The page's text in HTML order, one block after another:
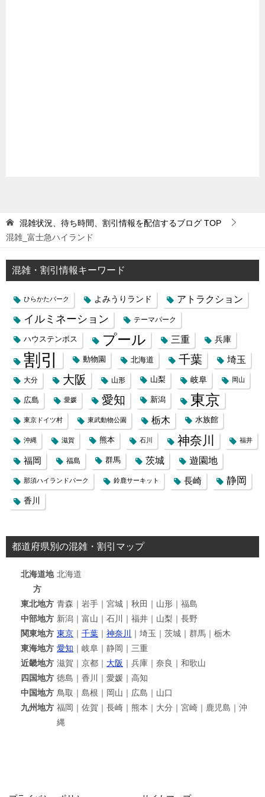
混雑状況、待ち時間、割引情報を配信するブログ TOP
混雑_富士急ハイランド
混雑・割引情報キーワード
ひらかたパーク よみうりランド アトラクション
イルミネーション テーマパーク
ハウステンボス プール 三重 兵庫
割引 動物園 北海道 千葉 埼玉
大分 大阪 山形 山梨 岐阜 岡山
広島 愛媛 愛知 新潟 東京
東京ドイツ村 東武動物公園 栃木 水族館
沖縄 滋賀 熊本 石川 神奈川 福井
福岡 福島 群馬 茨城 遊園地
那須ハイランドパーク 鈴鹿サーキット 長崎 静岡
香川
都道府県別の混雑・割引マップ
北海道地
方
北海道
東北地方 青森｜岩手｜宮城｜秋田｜山形｜福島
中部地方 新潟｜富山｜石川｜福井｜山梨｜長野
関東地方 東京 ｜ 千葉 ｜ 神奈川
｜埼玉｜茨城｜群馬｜栃木
東海地方 愛知 ｜岐阜｜静岡｜三重
近畿地方 滋賀｜京都｜ 大阪 ｜兵庫｜奈良｜和歌山
四国地方 徳島｜香川｜愛媛｜高知
中国地方 鳥取｜島根｜岡山｜広島｜山口
九州地方 福岡｜佐賀｜長崎｜熊本｜大分｜宮崎｜鹿児島｜沖
縄